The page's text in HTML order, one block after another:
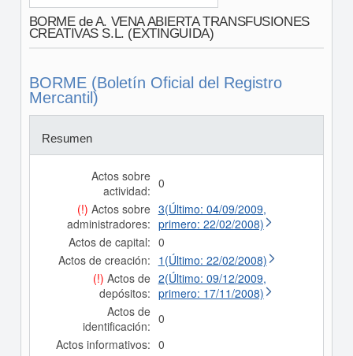
BORME de A. VENA ABIERTA TRANSFUSIONES
CREATIVAS S.L. (EXTINGUIDA)
BORME (Boletín Oficial del Registro
Mercantil)
Resumen
Actos sobre
actividad: 0
(!) Actos sobre
administradores:
3(Último: 04/09/2009,
primero: 22/02/2008)
Actos de capital: 0
Actos de creación: 1(Último: 22/02/2008)
(!) Actos de
depósitos:
2(Último: 09/12/2009,
primero: 17/11/2008)
Actos de
identificación: 0
Actos informativos: 0